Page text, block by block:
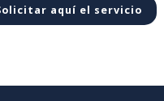
aquí el servicio